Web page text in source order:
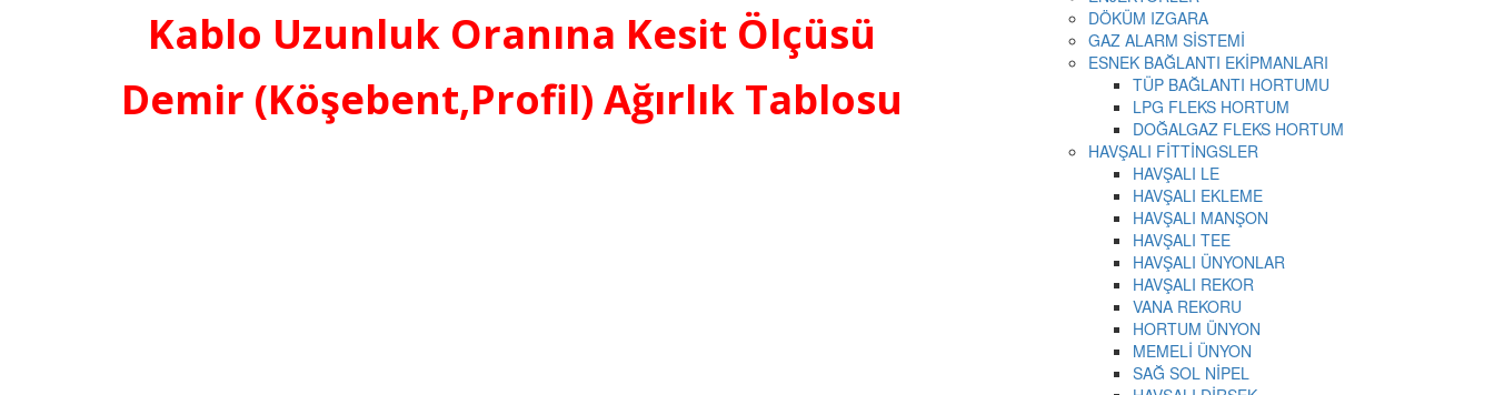
Kablo Uzunluk Oranına Kesit Ölçüsü
Demir (Köşebent,Profil) Ağırlık Tablosu
DÖKÜM IZGARA
GAZ ALARM SİSTEMİ
ESNEK BAĞLANTI EKİPMANLARI
TÜP BAĞLANTI HORTUMU
LPG FLEKS HORTUM
DOĞALGAZ FLEKS HORTUM
HAVŞALI FİTTİNGSLER
HAVŞALI LE
HAVŞALI EKLEME
HAVŞALI MANŞON
HAVŞALI TEE
HAVŞALI ÜNYONLAR
HAVŞALI REKOR
VANA REKORU
HORTUM ÜNYON
MEMELİ ÜNYON
SAĞ SOL NİPEL